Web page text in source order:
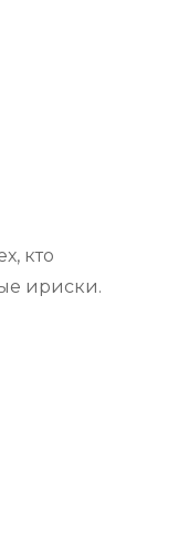
кто
ириски.